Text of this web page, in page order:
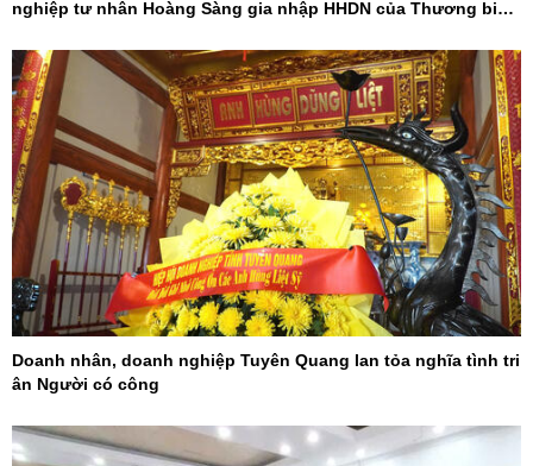
nghiệp tư nhân Hoàng Sàng gia nhập HHDN của Thương binh
Doanh nhân, doanh nghiệp Tuyên Quang lan tỏa nghĩa tình tri
ân Người có công